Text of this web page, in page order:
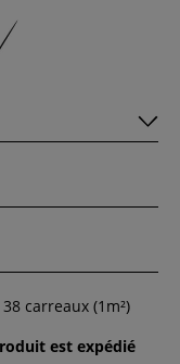
38 carreaux (1 m²)
est expédié